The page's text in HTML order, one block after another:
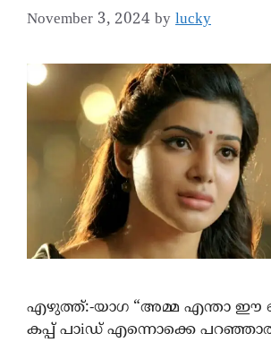
November 3, 2024 by lucky
എഴുത്ത്:-യാഗ “അമ്മ എന്താ ഈ
കപ്പ് പാiഡ് എന്നൊക്കെ